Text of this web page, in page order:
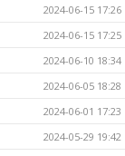
2024-06-15 17:26
2024-06-15 17:25
2024-06-10 18:34
2024-06-05 18:28
2024-06-01 17:23
2024-05-29 19:42